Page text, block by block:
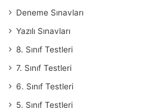
Deneme Sınavları
Yazılı Sınavları
8. Sınıf Testleri
7. Sınıf Testleri
6. Sınıf Testleri
5. Sınıf Testleri